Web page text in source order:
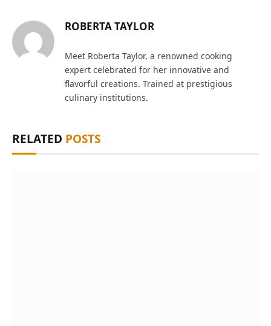
ROBERTA TAYLOR
Meet Roberta Taylor, a renowned cooking
expert celebrated for her innovative and
flavorful creations. Trained at prestigious
culinary institutions.
RELATED POSTS